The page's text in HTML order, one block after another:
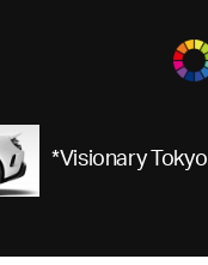
*Visionary Tokyo